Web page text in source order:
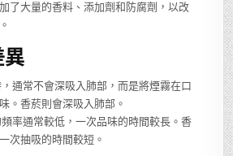
了大量的香料、添加劑和防腐劑，以改
異
通常不會深吸入肺部，而是將煙霧在口
。香菸則會深吸入肺部。
率通常較低，一次品味的時間較長。香
次抽吸的時間較短。